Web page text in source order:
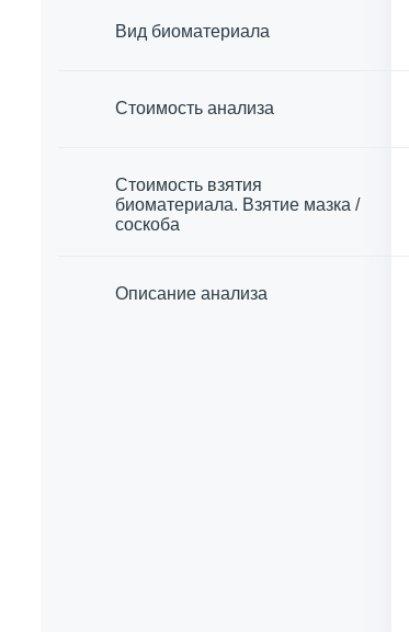
Вид биоматериала
Cтоимость анализа
Стоимость взятия
биоматериала. Взятие мазка /
соскоба
Описание анализа